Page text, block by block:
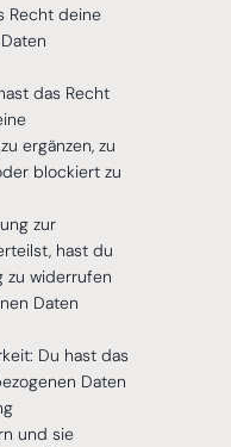
Recht deine
das Recht
ergänzen, zu
blockiert zu
zur
hast du
zu widerrufen
Daten
Du hast das
Daten
und sie